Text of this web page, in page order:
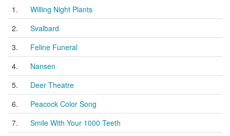
1.
Willing Night Plants
2.
Svalbard
3.
Feline Funeral
4.
Nansen
5.
Deer Theatre
6.
Peacock Color Song
7.
Smile With Your 1000 Teeth